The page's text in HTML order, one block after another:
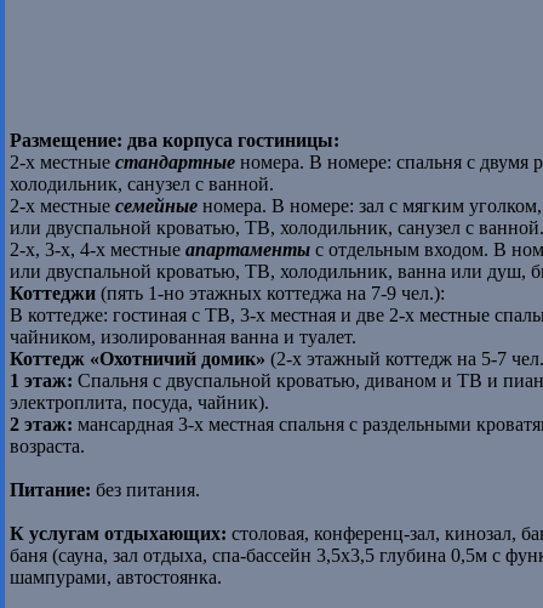
Размещение: два корпуса гостиницы:
2-х местные стандартные номера. В номере: спальня с двумя
холодильник, санузел с ванной.
2-х местные семейные номера. В номере: зал с мягким
или двуспальной кроватью, ТВ, холодильник, санузел с ванной.
2-х, 3-х, 4-х местные апартаменты с отдельным входом. В
или двуспальной кроватью, ТВ, холодильник, ванна или душ,
Коттеджи (пять 1-но этажных коттеджа на 7-9 чел.):
В коттедже: гостиная с ТВ, 3-х местная и две 2-х местные
чайником, изолированная ванна и туалет.
Коттедж «Охотничий домик» (2-х этажный коттедж на 5-7
1 этаж: Спальня с двуспальной кроватью, диваном и ТВ и
электроплита, посуда, чайник).
2 этаж: мансардная 3-х местная спальня с раздельными
возраста.
Питание: без питания.
К услугам отдыхающих: столовая, конференц-зал, кинозал,
баня (сауна, зал отдыха, спа-бассейн 3,5х3,5 глубина 0,5м с
шампурами, автостоянка.